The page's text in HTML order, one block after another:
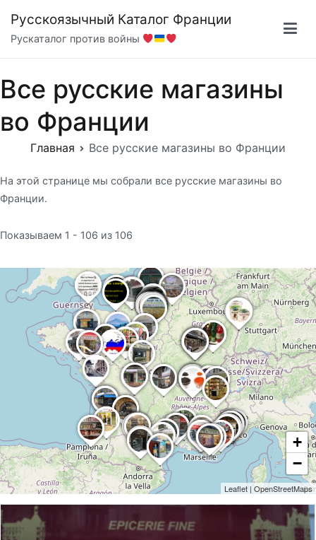
содержимому
Русскоязычный Каталог Франции
Рускаталог против войны
Все русские магазины
во Франции
Главная Все русские магазины во Франции
На этой странице мы собрали все русские магазины во
Франции.
Показываем 1 - 106 из 106
+
−
Leaflet | OpenStreetMaps